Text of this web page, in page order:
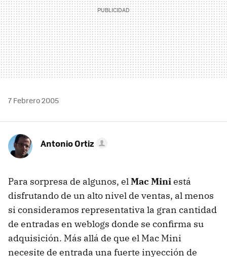
7 Febrero 2005
Antonio Ortiz
Para sorpresa de algunos, elMac Miniestá
disfrutando de un alto nivel de ventas, al menos
si consideramos representativa la gran cantidad
de entradas en weblogs donde se confirma su
adquisición. Más allá de que el Mac Mini
necesite de entrada una fuerte inyección de